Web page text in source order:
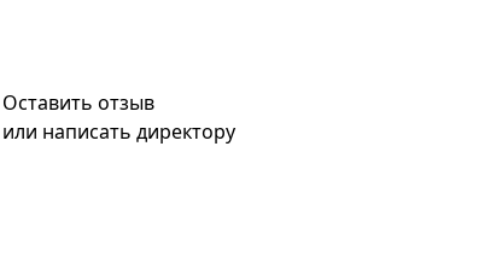
Оставить отзыв
или написать директору